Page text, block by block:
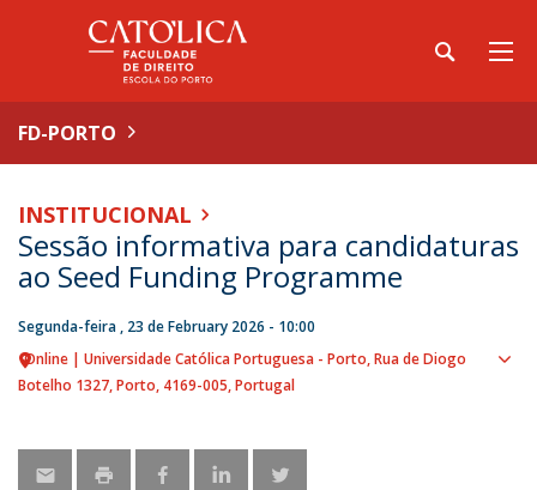
FD-PORTO
INSTITUCIONAL
Sessão informativa para candidaturas
ao Seed Funding Programme
Segunda-feira , 23 de February 2026 - 10:00
Online | Universidade Católica Portuguesa - Porto Rua de Diogo
Botelho 1327 Porto 4169-005 Portugal